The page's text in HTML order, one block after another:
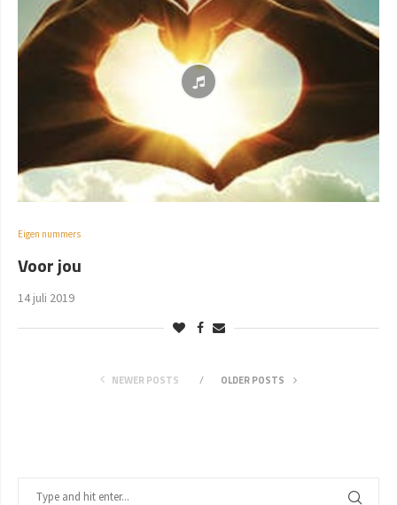
Eigen nummers
Voor jou
14 juli 2019
NEWER POSTS OLDER POSTS